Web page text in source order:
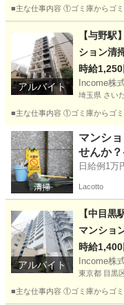
■主な仕事内容 ①ゴミ庫からゴ
その他
アルバイト
【与野
ション清
時給1,250
Income株
埼玉県 さい
■主な仕事内容 ①ゴミ庫からゴ
埼玉 さいたま市 その
マンシ
せんか
Lacotto
アルバイト
【中目黒
マンショ
時給1,400
Income株
東京都 目黒
■主な仕事内容 ①ゴミ庫からゴ